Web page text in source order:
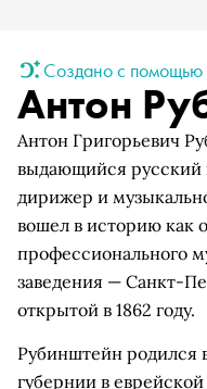
Создано с помощью
Антон
Антон Григорьевич
выдающийся русский
дирижер и
вошел в историю как
профессионального
заведения — Санкт-
открытой в 1862 году.
Рубинштейн родился
губернии в